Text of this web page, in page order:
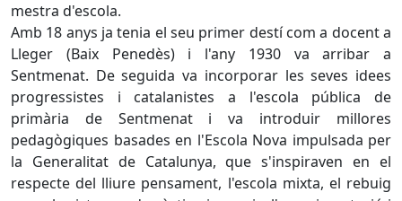
mestra d'escola.
Amb 18 anys ja tenia el seu primer destí com a docent a
Lleger (Baix Penedès) i l'any 1930 va arribar a
Sentmenat. De seguida va incorporar les seves idees
progressistes i catalanistes a l'escola pública de
primària de Sentmenat i va introduir millores
pedagògiques basades en l'Escola Nova impulsada per
la Generalitat de Catalunya, que s'inspiraven en el
respecte del lliure pensament, l'escola mixta, el rebuig